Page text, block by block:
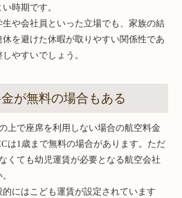
時期です。
や会社員といった立場でも、家族の結
を避けた休暇が取りやすい関係性であ
やすいでしょう。
が無料の場合もある
上で座席を利用しない場合の航空料金
は1歳まで無料の場合があります。ただ
くても幼児運賃が必要となる航空会社
にはこども運賃が設定されています